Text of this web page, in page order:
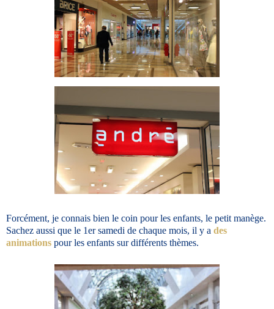
Forcément, je connais bien le coin pour les enfants, le petit manège.
Sachez aussi que le 1er samedi de chaque mois, il y a des
animations pour les enfants sur différents thèmes.